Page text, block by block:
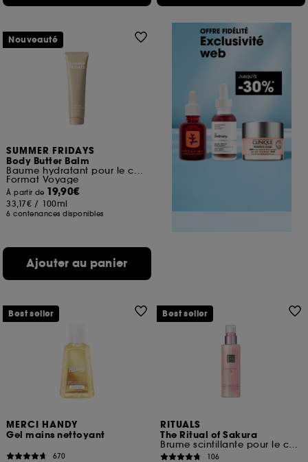
SUMMER FRIDAYS
Body Butter Balm
Baume hydratant pour le corps
Format Voyage
À partir de 19,90€
33,17€ / 100ml
6 contenances disponibles
Ajouter au panier
Nouveauté
MERCI HANDY
Gel mains nettoyant
670
Best seller
RITUALS
The Ritual of Sakura
Brume scintillante pour le corps
106
Best seller